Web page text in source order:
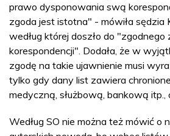
prawo dysponowania swą
zgoda jest istotna" - mówiła sędzia
według której doszło do
korespondencji". Dodała, że w
zgodę na takie ujawnienie musi
tylko gdy dany list zawiera
medyczną, służbową, bankową itp.,
Według SO nie można też mówić o